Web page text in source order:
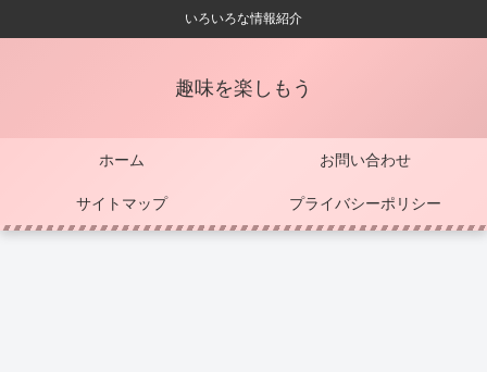
いろいろな情報紹介
趣味を楽しもう
ホーム お問い合わせ
サイトマップ プライバシーポリシー